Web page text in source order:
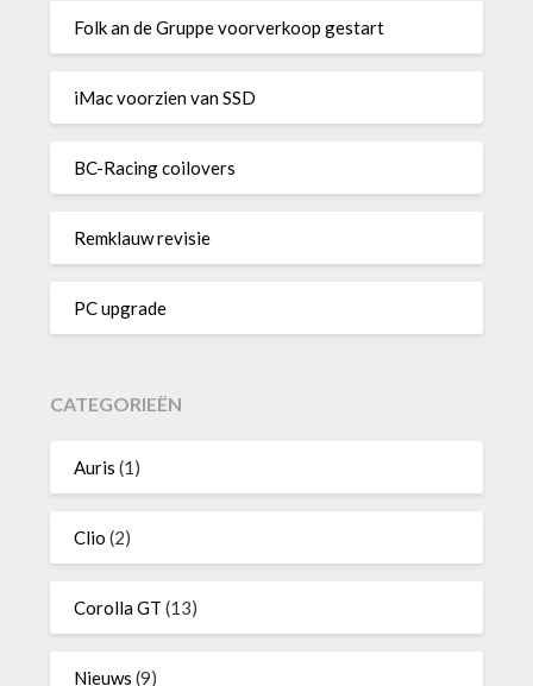
Folk an de Gruppe voorverkoop gestart
iMac voorzien van SSD
BC-Racing coilovers
Remklauw revisie
PC upgrade
CATEGORIEËN
Auris (1)
Clio (2)
Corolla GT (13)
Nieuws (9)